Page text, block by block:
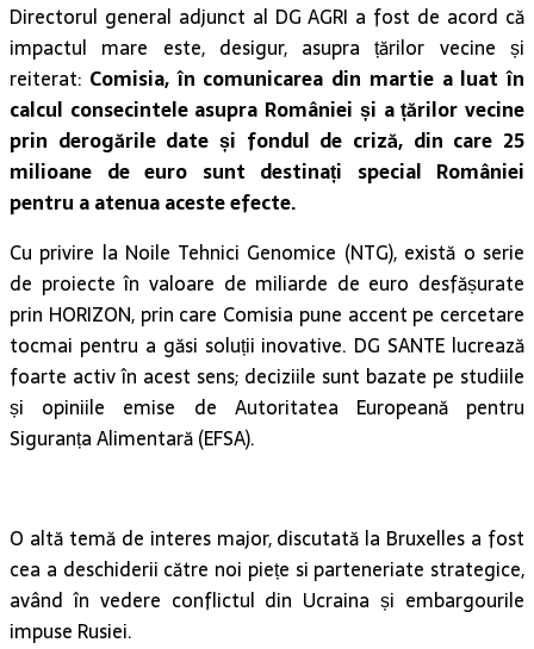
Directorul general adjunct al DG AGRI a fost de acord că
impactul mare este, desigur, asupra țărilor vecine și
reiterat: Comisia, în comunicarea din martie a luat în
calcul consecintele asupra României și a țărilor vecine
prin derogările date și fondul de criză, din care 25
milioane de euro sunt destinați special României
pentru a atenua aceste efecte.
Cu privire la Noile Tehnici Genomice (NTG), există o serie
de proiecte în valoare de miliarde de euro desfășurate
prin HORIZON, prin care Comisia pune accent pe cercetare
tocmai pentru a găsi soluții inovative. DG SANTE lucrează
foarte activ în acest sens; deciziile sunt bazate pe studiile
și opiniile emise de Autoritatea Europeană pentru
Siguranța Alimentară (EFSA).
O altă temă de interes major, discutată la Bruxelles a fost
cea a deschiderii către noi piețe si parteneriate strategice,
având în vedere conflictul din Ucraina și embargourile
impuse Rusiei.